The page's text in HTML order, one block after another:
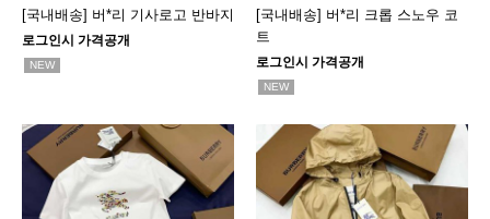
[국내배송] 버*리 기사로고 반바지
로그인시 가격공개
NEW
[국내배송] 버*리 크롭 스노우 코
트
로그인시 가격공개
NEW